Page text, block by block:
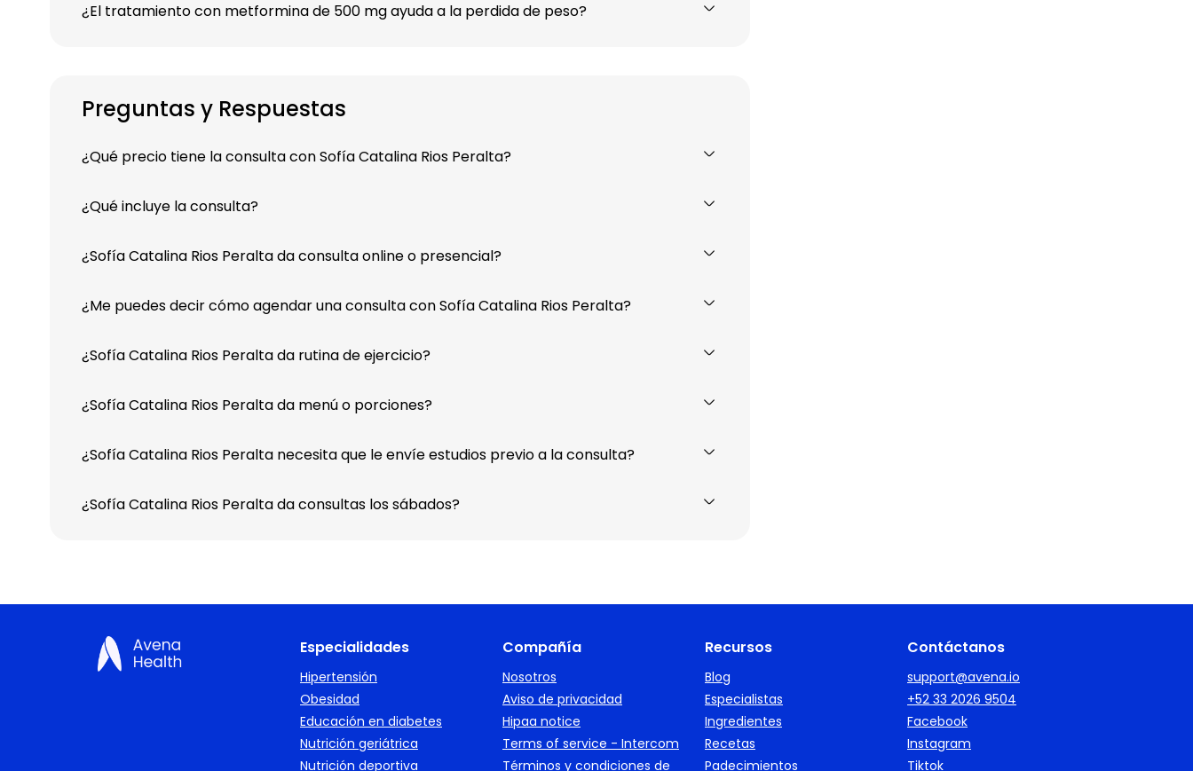
¿El tratamiento con metformina de 500 mg ayuda a la perdida de peso?
Preguntas y Respuestas
¿Qué precio tiene la consulta con Sofía Catalina Rios Peralta?
¿Qué incluye la consulta?
¿Sofía Catalina Rios Peralta da consulta online o presencial?
¿Me puedes decir cómo agendar una consulta con Sofía Catalina Rios Peralta?
¿Sofía Catalina Rios Peralta da rutina de ejercicio?
¿Sofía Catalina Rios Peralta da menú o porciones?
¿Sofía Catalina Rios Peralta necesita que le envíe estudios previo a la consulta?
¿Sofía Catalina Rios Peralta da consultas los sábados?
Especialidades
Hipertensión
Obesidad
Educación en diabetes
Nutrición geriátrica
Nutrición deportiva
Compañía
Nosotros
Aviso de privacidad
Hipaa notice
Terms of service - Intercom
Términos y condiciones de
Recursos
Blog
Especialistas
Ingredientes
Recetas
Padecimientos
Contáctanos
support@avena.io
+52 33 2026 9504
Facebook
Instagram
Tiktok